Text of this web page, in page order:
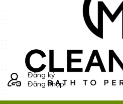
Đăng ký
Đăng nhập